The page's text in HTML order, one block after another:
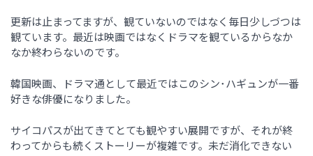
更新は止まってますが、観ていないのではなく毎日少しづつは
観ています。最近は映画ではなくドラマを観ているからなか
なか終わらないのです。
韓国映画、ドラマ通として最近ではこのシン･ハギュンが一番
好きな俳優になりました。
サイコパスが出てきてとても観やすい展開ですが、それが終
わってからも続くストーリーが複雑です。未だ消化できない